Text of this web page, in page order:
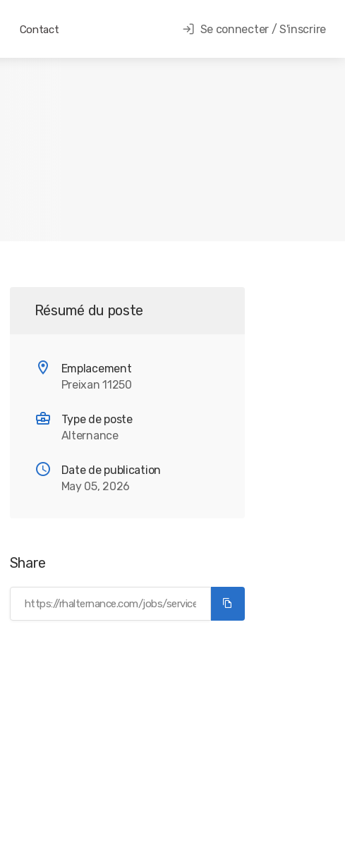
Contact Se connecter / S'inscrire
Résumé du poste
Emplacement
Preixan 11250
Type de poste
Alternance
Date de publication
May 05, 2026
Share